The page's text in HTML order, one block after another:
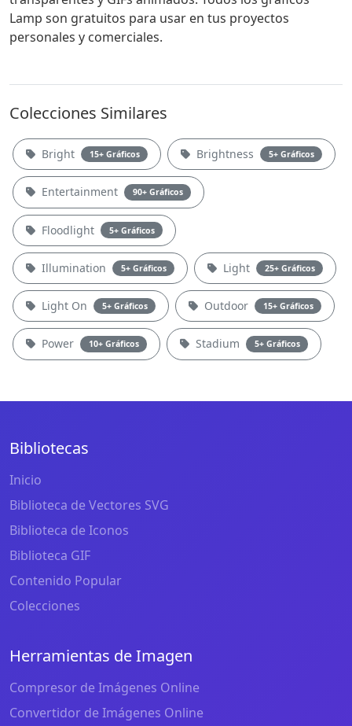
Lamp son gratuitos para usar en tus proyectos
personales y comerciales.
Colecciones Similares
Bright 15+ Gráficos Brightness 5+ Gráficos
Entertainment 90+ Gráficos
Floodlight 5+ Gráficos
Illumination 5+ Gráficos Light 25+ Gráficos
Light On 5+ Gráficos Outdoor 15+ Gráficos
Power 10+ Gráficos Stadium 5+ Gráficos
Bibliotecas
Inicio
Biblioteca de Vectores SVG
Biblioteca de Iconos
Biblioteca GIF
Contenido Popular
Colecciones
Herramientas de Imagen
Compresor de Imágenes Online
Convertidor de Imágenes Online